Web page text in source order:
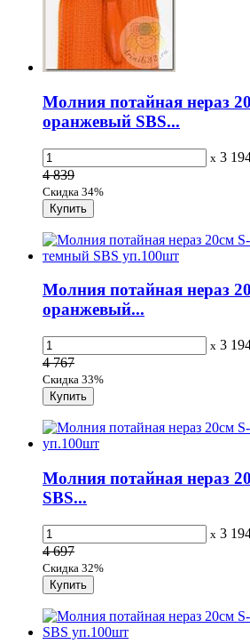
Молния потайная нераз
оранжевый SBS...
x 3
4 839
Скидка 34%
Молния потайная нераз
оранжевый...
x 3
4 767
Скидка 33%
Молния потайная нераз
SBS...
x 3
4 697
Скидка 32%